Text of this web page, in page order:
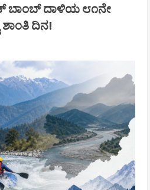
ದಾಳಿಯ ೮೧ನೇ
ಶಾಂತಿ ದಿನ!